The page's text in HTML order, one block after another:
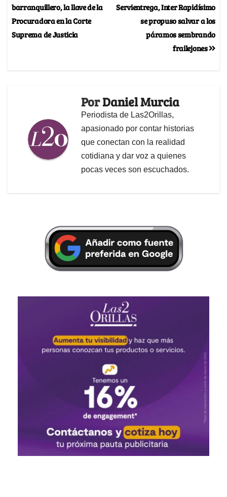
Servientrega, Inter Rapidísimo
se propuso salvar a los
páramos sembrando
frailejones
barranquillero, la llave de la
Procuradora en la Corte
Suprema de Justicia
PorDaniel Murcia
Periodista de Las2Orillas,
apasionado por contar historias
que conectan con la realidad
cotidiana y dar voz a quienes
pocas veces son escuchados.